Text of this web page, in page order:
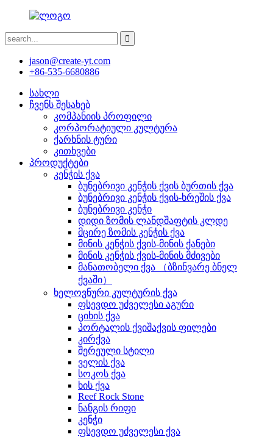
jason@create-yt.com
+86-535-6680886
სახლი
ჩვენს შესახებ
კომპანიის პროფილი
კორპორატიული კულტურა
ქარხნის ტური
კითხვები
პროდუქტები
კენჭის ქვა
ბუნებრივი კენჭის ქვის ბურთის ქვა
ბუნებრივი კენჭის ქვის-ხრეშის ქვა
ბუნებრივი კენჭი
დიდი ზომის ლანდშაფტის კლდე
მცირე ზომის კენჭის ქვა
მინის კენჭის ქვის-მინის ქანები
მინის კენჭის ქვის-მინის მძივები
მანათობელი ქვა （ბზინვარე ბნელ
ქვაში）
ხელოვნური კულტურის ქვა
ფსევდო უძველესი აგური
ციხის ქვა
პორტალის ქვიშაქვის ფილები
კირქვა
შერეული სტილი
ველის ქვა
სოკოს ქვა
ხის ქვა
Reef Rock Stone
ნანგის რიფი
კენჭი
ფსევდო უძველესი ქვა